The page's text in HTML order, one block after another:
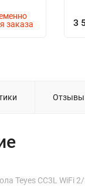
заказа
3
Отзывы
Teyes CC3L WiFi